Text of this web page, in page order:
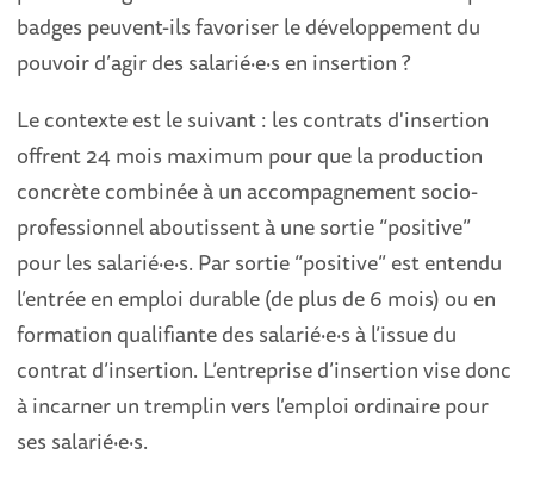
badges peuvent-ils favoriser le développement du
pouvoir d’agir des salarié·e·s en insertion ?
Le contexte est le suivant : les contrats d'insertion
offrent 24 mois maximum pour que la production
concrète combinée à un accompagnement socio-
professionnel aboutissent à une sortie “positive”
pour les salarié·e·s. Par sortie “positive” est entendu
l’entrée en emploi durable (de plus de 6 mois) ou en
formation qualifiantedes salarié·e·s à l’issue du
contrat d’insertion. L’entreprise d’insertion vise donc
à incarner un tremplin vers l’emploi ordinaire pour
ses salarié·e·s.